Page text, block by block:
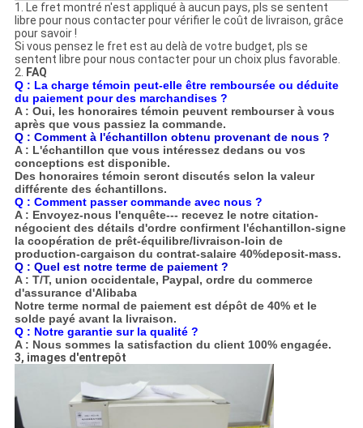
1. Le fret montré n'est appliqué à aucun pays, pls se sentent
libre pour nous contacter pour vérifier le coût de livraison, grâce
pour savoir !
Si vous pensez le fret est au delà de votre budget, pls se
sentent libre pour nous contacter pour un choix plus favorable.
2. FAQ
Q : La charge témoin peut-elle être remboursée ou déduite
du paiement pour des marchandises ?
A : Oui, les honoraires témoin peuvent rembourser à vous
après que vous passiez la commande.
Q : Comment à l'échantillon obtenu provenant de nous ?
A : L'échantillon que vous intéressez dedans ou vos
conceptions est disponible.
Des honoraires témoin seront discutés selon la valeur
différente des échantillons.
Q : Comment passer commande avec nous ?
A : Envoyez-nous l'enquête--- recevez le notre citation-
négocient des détails d'ordre confirment l'échantillon-signe
la coopération de prêt-équilibre/livraison-loin de
production-cargaison du contrat-salaire 40%deposit-mass.
Q : Quel est notre terme de paiement ?
A : T/T, union occidentale, Paypal, ordre du commerce
d'assurance d'Alibaba
Notre terme normal de paiement est dépôt de 40% et le
solde payé avant la livraison.
Q : Notre garantie sur la qualité ?
A : Nous sommes la satisfaction du client 100% engagée.
3, images d'entrepôt